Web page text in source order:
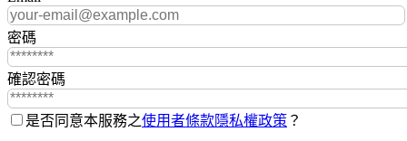
密碼
確認密碼
是否同意本服務之使用者條款隱私權政策 ？